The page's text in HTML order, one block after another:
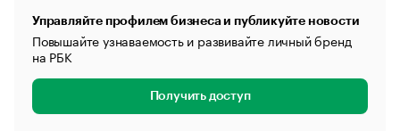
Управляйте профилем бизнеса и публикуйте новости
Повышайте узнаваемость и развивайте личный бренд
на РБК
Получить доступ